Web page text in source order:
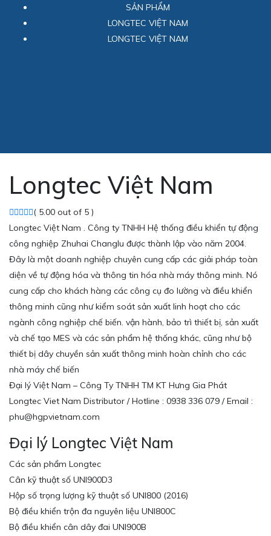
SẢN PHẨM
LONGTEC VIỆT NAM
LONGTEC VIỆT NAM
Longtec Việt Nam
( 5.00 out of 5 )
Longtec Việt Nam . Công ty TNHH Hệ thống điều khiển tự động
công nghiệp Zhuhai Changlu được thành lập vào năm 2004.
Đây là một doanh nghiệp chuyên cung cấp các giải pháp toàn
diện về tự động hóa và thông tin hóa nhà máy thông minh. Nó
cung cấp cho khách hàng các công cụ đo lường và điều khiển
thông minh cũng như kiểm soát sản xuất linh hoạt cho các
ngành công nghiệp chế biến. vận hành, bảo trì thiết bị, sản xuất
và chế tạo MES và các sản phẩm hệ thống khác, cũng như bộ
thiết bị dây chuyền sản xuất thông minh hoàn chỉnh cho các
nhà máy chế biến
Đại lý Việt Nam – Công Ty TNHH TM KT Hưng Gia Phát
Longtec Viet Nam Distributor / Hotline : 0938 336 079 / Email :
phu@hgpvietnam.com
Đại lý Longtec Việt Nam
Các sản phẩm Longtec
Cân kỹ thuật số UNI900D3
Hộp số trọng lượng kỹ thuật số UNI800 (2016)
Bộ điều khiển trộn đa nguyên liệu UNI800C
Bộ điều khiển cân dây đai UNI900B